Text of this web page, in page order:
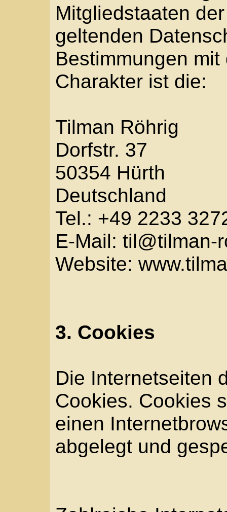
Durch den Einsatz
Röhrig den Nutzern
nutzerfreundlichere
Mittels eines Cookies
und Angebote auf
des Benutzers
ermöglichen uns, wie
Benutzer unserer
Zweck dieser
Cookies verwendet,
Zugangsdaten
Internetseite und
des Benutzers
wird. Ein weiteres
Warenkorbes im